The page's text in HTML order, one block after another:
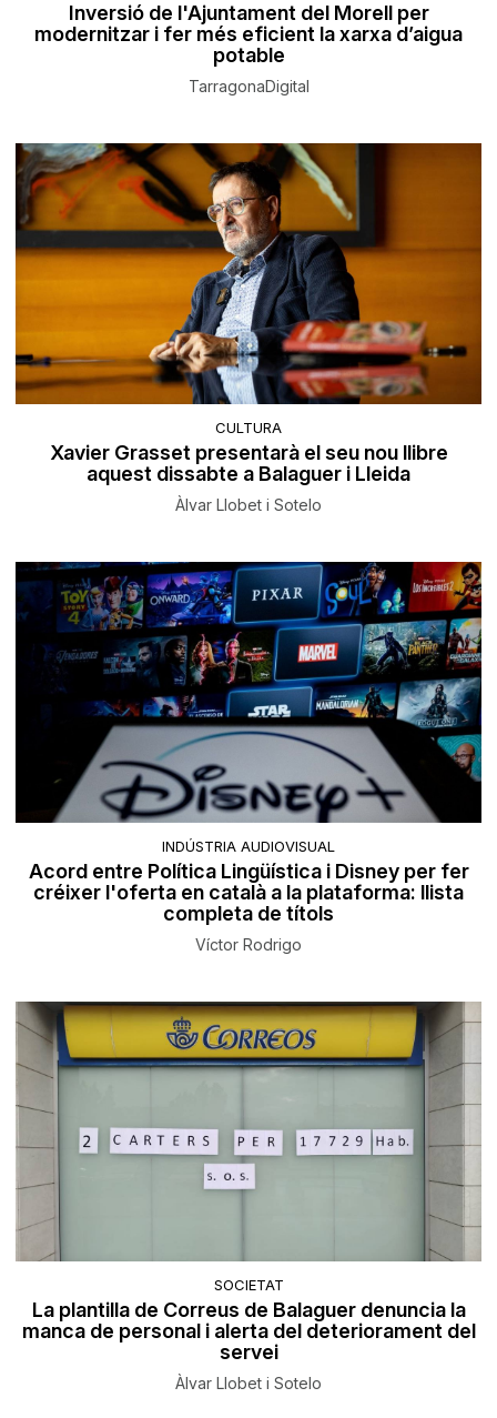
Inversió de l'Ajuntament del Morell per
modernitzar i fer més eficient la xarxa d’aigua
potable
TarragonaDigital
CULTURA
Xavier Grasset presentarà el seu nou llibre
aquest dissabte a Balaguer i Lleida
Àlvar Llobet i Sotelo
INDÚSTRIA AUDIOVISUAL
Acord entre Política Lingüística i Disney per fer
créixer l'oferta en català a la plataforma: llista
completa de títols
Víctor Rodrigo
SOCIETAT
La plantilla de Correus de Balaguer denuncia la
manca de personal i alerta del deteriorament del
servei
Àlvar Llobet i Sotelo